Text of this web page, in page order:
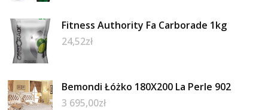
Fitness Authority Fa Carborade 1kg
24,52zł
Bemondi Łóżko 180X200 La Perle 902
3 695,00zł